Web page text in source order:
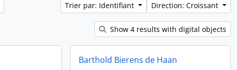
Trier par: Identifiant Direction: Croissant
Show 4 results with digital objects
Barthold Bierens de Haan